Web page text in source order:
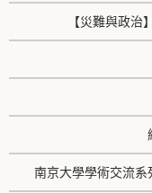
【災難與政
南京大學學術交流系